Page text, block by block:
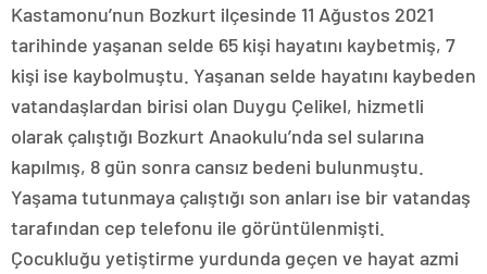
Kastamonu’nun Bozkurt ilçesinde 11 Ağustos 2021
tarihinde yaşanan selde 65 kişi hayatını kaybetmiş, 7
kişi ise kaybolmuştu. Yaşanan selde hayatını kaybeden
vatandaşlardan birisi olan Duygu Çelikel, hizmetli
olarak çalıştığı Bozkurt Anaokulu’nda sel sularına
kapılmış, 8 gün sonra cansız bedeni bulunmuştu.
Yaşama tutunmaya çalıştığı son anları ise bir vatandaş
tarafından cep telefonu ile görüntülenmişti.
Çocukluğu yetiştirme yurdunda geçen ve hayat azmi